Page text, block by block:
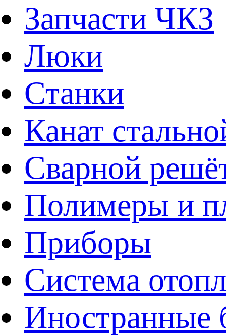
Запчасти ЧКЗ
Люки
Станки
Канат
Сварной
Полимеры и
Приборы
Система
Иностранные